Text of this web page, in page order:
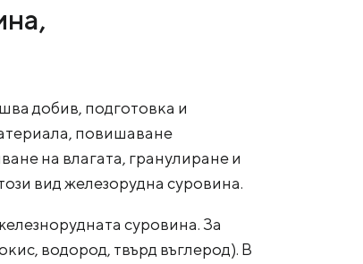
добив, подготовка и
повишаване
на влагата, гранулиране и
вид железорудна суровина.
суровина. За
водород, твърд въглерод). В